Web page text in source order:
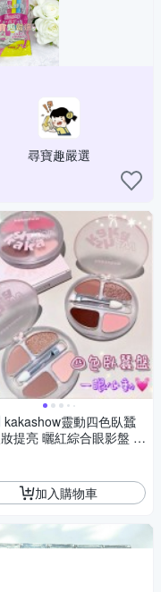
尋寶趣嚴選
kakashow靈動四色臥蠶
提亮 曬紅綜合眼影盤 臥
光 打亮臥蠶眼影
加入購物車